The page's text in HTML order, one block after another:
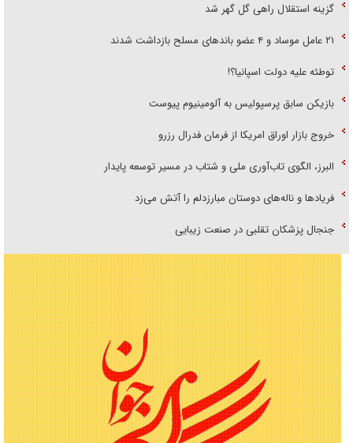
گزینه استقلال راهی گل گهر شد
۲۱ عامل موساد و ۴ عضو باند‌های مسلح بازداشت شدند
توطئه علیه دولت اسپانیا؟!
بازیکن سابق پرسپولیس به آلومینیوم پیوست
خروج بازار اوراق امریکا از فرمان فدرال رزرو
البرز، الگوی تاب‌آوری ملی و شتاب در مسیر توسعه پایدار
فریاد‌ها و ناله‌های دوستان مبارزدلم را آتش می‌زد
جنجال پزشکان تقلبی در صنعت زیبایی